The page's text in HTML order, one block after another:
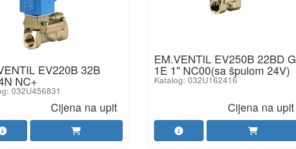
EV220B 32B
NC+
032U456831
Cijena na upit
EM.VENTIL EV250B 22BD G
1E 1" NC00(sa špulom 24V)
Katalog: 032U162416
Cijena na upit